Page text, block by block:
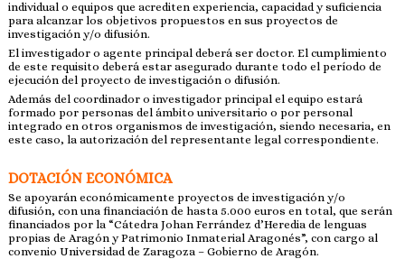
individual o equipos que acrediten experiencia, capacidad y suficiencia
para alcanzar los objetivos propuestos en sus proyectos de
investigación y/o difusión.
El investigador o agente principal deberá ser doctor. El cumplimiento
de este requisito deberá estar asegurado durante todo el período de
ejecución del proyecto de investigación o difusión.
Además del coordinador o investigador principal el equipo estará
formado por personas del ámbito universitario o por personal
integrado en otros organismos de investigación, siendo necesaria, en
este caso, la autorización del representante legal correspondiente.
DOTACIÓN ECONÓMICA
Se apoyarán económicamente proyectos de investigación y/o
difusión, con una financiación de hasta 5.000 euros en total, que serán
financiados por la “Cátedra Johan Ferrández d’Heredia de lenguas
propias de Aragón y Patrimonio Inmaterial Aragonés”, con cargo al
convenio Universidad de Zaragoza – Gobierno de Aragón.